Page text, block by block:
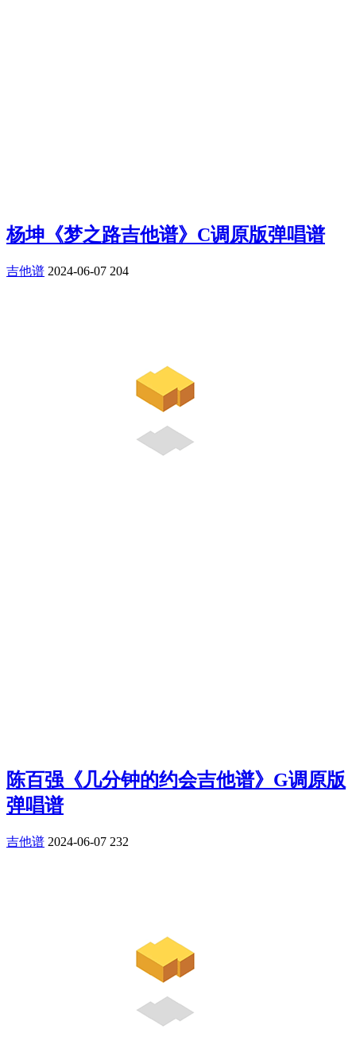
杨坤《梦之路吉他谱》C调原版弹唱谱
吉他谱 2024-06-07 204
陈百强《几分钟的约会吉他谱》G调原版
弹唱谱
吉他谱 2024-06-07 232